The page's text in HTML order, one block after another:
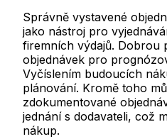
Správně vystavené
jako nástroj pro
firemních výdajů. Dobrou
objednávek pro
Vyčíslením budoucích
plánování. Kromě toho
zdokumentované
jednání s dodavateli, což
nákup.